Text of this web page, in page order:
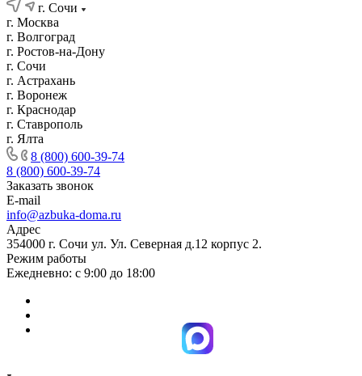
г. Сочи
г. Москва
г. Волгоград
г. Ростов-на-Дону
г. Сочи
г. Астрахань
г. Воронеж
г. Краснодар
г. Ставрополь
г. Ялта
8 (800) 600-39-74
8 (800) 600-39-74
Заказать звонок
E-mail
info@azbuka-doma.ru
Адрес
354000 г. Сочи ул. Ул. Северная д.12 корпус 2.
Режим работы
Ежедневно: с 9:00 до 18:00